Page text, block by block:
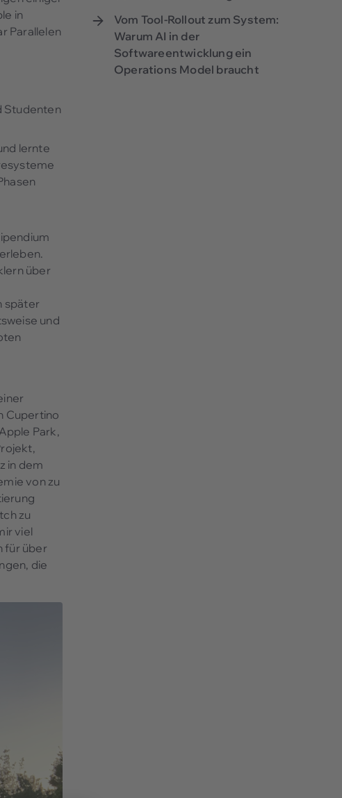
in
Parallelen
Studenten
lernte
über
später
und
Cupertino
Park,
in dem
von zu
zu
viel
für über
die
Vom Tool-Rollout zum System:
Warum AI in der
Softwareentwicklung ein
Operations Model braucht